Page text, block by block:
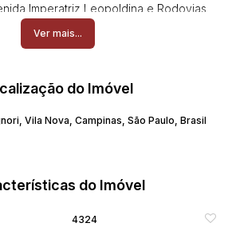
Imperatriz Leopoldina e Rodovias
Anhanguera e Bandeirantes.
Ver mais...
do Imóvel
Vila Nova Campinas São Paulo Brasil
do Imóvel
4324